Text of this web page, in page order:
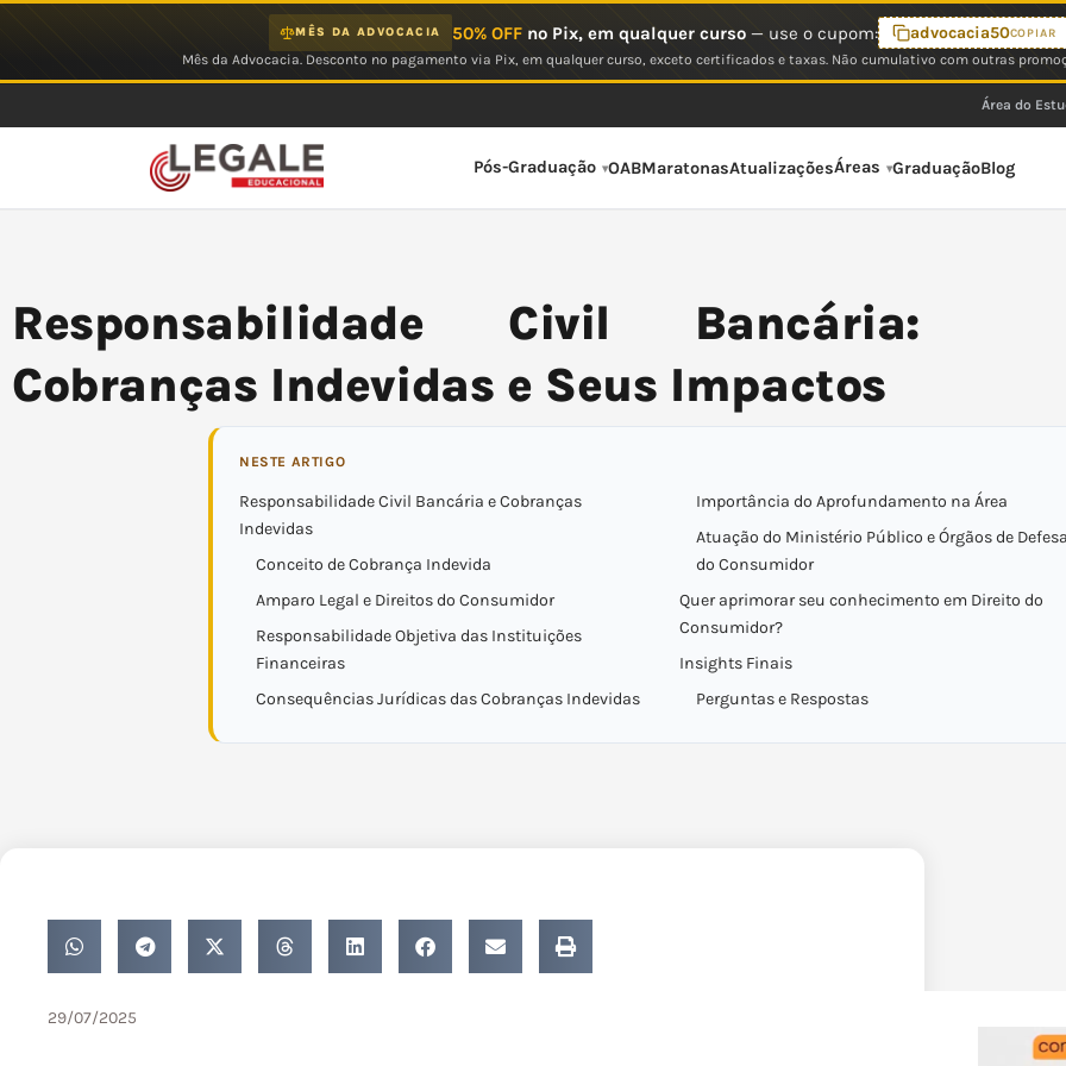
MÊS DA ADVOCACIA 50% OFFno Pix, em qualquer curso— use o cupom: advocacia50COPIAR
Mês da Advocacia. Desconto no pagamento via Pix, em qualquer curso, exceto certificados e taxas. Não cumulativo com outras
Área do
Pós-Graduação OABMaratonasAtualizaçõesÁreas GraduaçãoBlog
Responsabilidade Civil Bancária:
Cobranças Indevidas e Seus Impactos
NESTE ARTIGO
Responsabilidade Civil Bancária e Cobranças
Indevidas
Conceito de Cobrança Indevida
Amparo Legal e Direitos do Consumidor
Responsabilidade Objetiva das Instituições
Financeiras
Consequências Jurídicas das Cobranças Indevidas
Importância do Aprofundamento na Área
Atuação do Ministério Público e Órgãos de
do Consumidor
Quer aprimorar seu conhecimento em Direito do
Consumidor?
Insights Finais
Perguntas e Respostas
29/07/2025